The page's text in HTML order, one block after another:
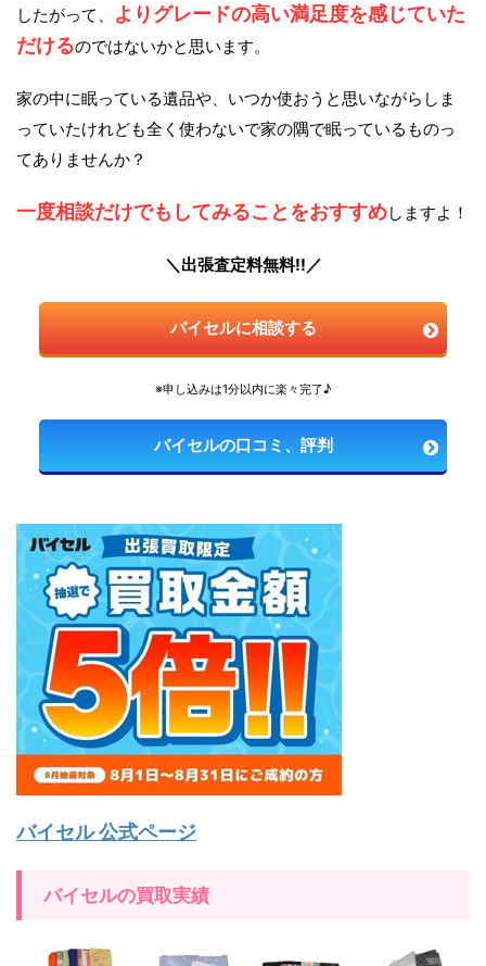
したがって、
よりグレードの高い満足度を感じていた
だけるのではないかと思います。
家の中に眠っている遺品や、いつか使おうと思いながらしま
っていたけれども全く使わないで家の隅で眠っているものっ
てありませんか？
一度相談だけでもしてみることをおすすめしますよ！
＼出張査定料無料!!／
バイセルに相談する
※申し込みは1分以内に楽々完了♪
バイセルの口コミ、評判
バイセル 公式ページ
バイセルの買取実績